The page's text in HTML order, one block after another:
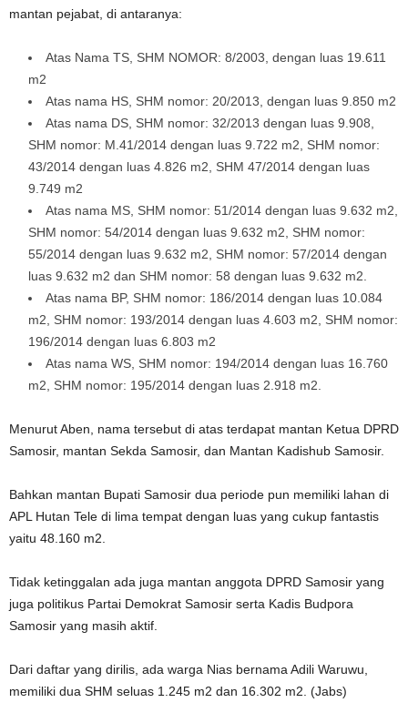
mantan pejabat, di antaranya:
Atas Nama TS, SHM NOMOR: 8/2003, dengan luas 19.611
m2
Atas nama HS, SHM nomor: 20/2013, dengan luas 9.850 m2
Atas nama DS, SHM nomor: 32/2013 dengan luas 9.908,
SHM nomor: M.41/2014 dengan luas 9.722 m2, SHM nomor:
43/2014 dengan luas 4.826 m2, SHM 47/2014 dengan luas
9.749 m2
Atas nama MS, SHM nomor: 51/2014 dengan luas 9.632 m2,
SHM nomor: 54/2014 dengan luas 9.632 m2, SHM nomor:
55/2014 dengan luas 9.632 m2, SHM nomor: 57/2014 dengan
luas 9.632 m2 dan SHM nomor: 58 dengan luas 9.632 m2.
Atas nama BP, SHM nomor: 186/2014 dengan luas 10.084
m2, SHM nomor: 193/2014 dengan luas 4.603 m2, SHM nomor:
196/2014 dengan luas 6.803 m2
Atas nama WS, SHM nomor: 194/2014 dengan luas 16.760
m2, SHM nomor: 195/2014 dengan luas 2.918 m2.
Menurut Aben, nama tersebut di atas terdapat mantan Ketua DPRD
Samosir, mantan Sekda Samosir, dan Mantan Kadishub Samosir.
Bahkan mantan Bupati Samosir dua periode pun memiliki lahan di
APL Hutan Tele di lima tempat dengan luas yang cukup fantastis
yaitu 48.160 m2.
Tidak ketinggalan ada juga mantan anggota DPRD Samosir yang
juga politikus Partai Demokrat Samosir serta Kadis Budpora
Samosir yang masih aktif.
Dari daftar yang dirilis, ada warga Nias bernama Adili Waruwu,
memiliki dua SHM seluas 1.245 m2 dan 16.302 m2. (Jabs)